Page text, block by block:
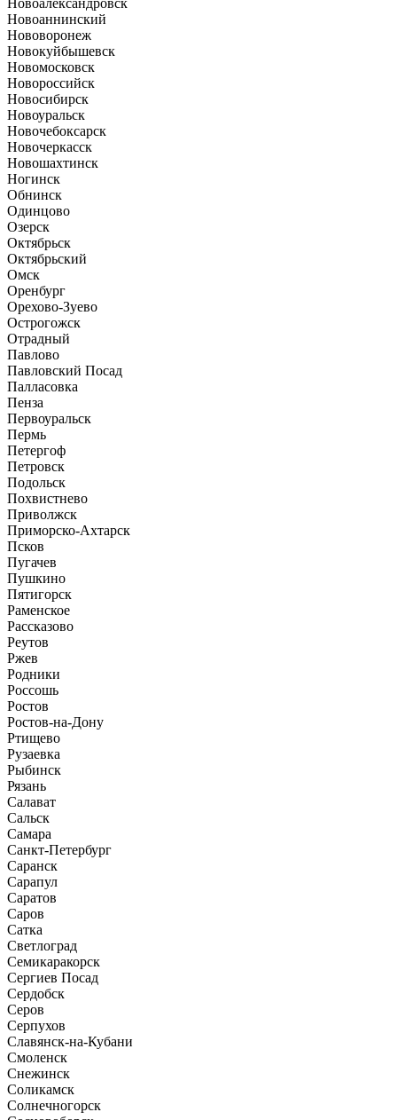
Новоалександровск
Новоаннинский
Нововоронеж
Новокуйбышевск
Новомосковск
Новороссийск
Новосибирск
Новоуральск
Новочебоксарск
Новочеркасск
Новошахтинск
Ногинск
Обнинск
Одинцово
Озерск
Октябрьск
Октябрьский
Омск
Оренбург
Орехово-Зуево
Острогожск
Отрадный
Павлово
Павловский Посад
Палласовка
Пенза
Первоуральск
Пермь
Петергоф
Петровск
Подольск
Похвистнево
Приволжск
Приморско-Ахтарск
Псков
Пугачев
Пушкино
Пятигорск
Раменское
Рассказово
Реутов
Ржев
Родники
Россошь
Ростов
Ростов-на-Дону
Ртищево
Рузаевка
Рыбинск
Рязань
Салават
Сальск
Самара
Санкт-Петербург
Саранск
Сарапул
Саратов
Саров
Сатка
Светлоград
Семикаракорск
Сергиев Посад
Сердобск
Серов
Серпухов
Славянск-на-Кубани
Смоленск
Снежинск
Соликамск
Солнечногорск